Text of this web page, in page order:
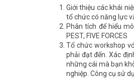
Giới thiệu các khái
tổ chức có năng lực
Phân tích để hiểu
PEST, FIVE FORCES
Tổ chức workshop
phải đạt đến. Xác
những cái mà bạn
nghiệp. Công cụ sử